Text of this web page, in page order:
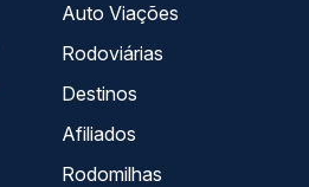
Auto Viações
Rodoviárias
Destinos
Afiliados
Rodomilhas